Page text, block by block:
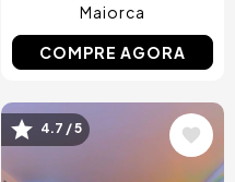
Maiorca
COMPRE AGORA
Imagem
4.7 / 5